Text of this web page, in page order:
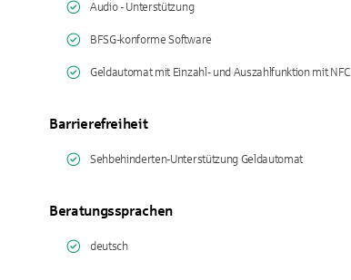
Audio - Unterstützung
BFSG-konforme Software
Geldautomat mit Einzahl- und Auszahlfunktion mit NFC
Barrierefreiheit
Sehbehinderten-Unterstützung Geldautomat
Beratungssprachen
deutsch